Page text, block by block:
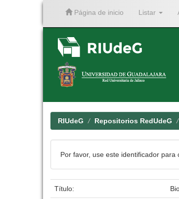
Página de inicio Listar
RIUdeG Repositorios RedUdeG
Por favor, use este identificador
Título: